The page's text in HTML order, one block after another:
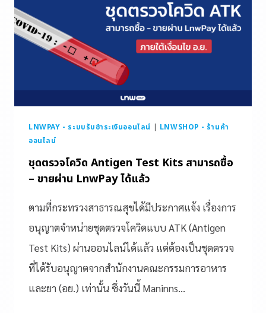
LNWPAY - ระบบรับชำระเงินออนไลน์ | LNWSHOP - ร้านค้า
ออนไลน์
ชุดตรวจโควิด Antigen Test Kits สามารถซื้อ
– ขายผ่าน LnwPay ได้แล้ว
ตามที่กระทรวงสาธารณสุขได้มีประกาศแจ้ง เรื่องการ
อนุญาตจำหน่ายชุดตรวจโควิดแบบ ATK (Antigen
Test Kits) ผ่านออนไลน์ได้แล้ว แต่ต้องเป็นชุดตรวจ
ที่ได้รับอนุญาตจากสำนักงานคณะกรรมการอาหาร
และยา (อย.) เท่านั้น ซึ่งวันนี้ Maninns…